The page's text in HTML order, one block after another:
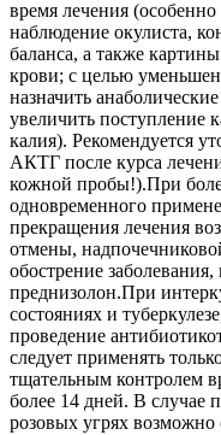
время лечения
наблюдение окулиста,
баланса, а также
крови; с целью
назначить
увеличить поступление
калия). Рекомендуется
АКТГ после курса
кожной пробы!).При
одновременного
прекращения лечения
отмены,
обострение
преднизолон.При
состояниях и
проведение
следует применять
тщательным контролем
более 14 дней. В
розовых угрях возможно